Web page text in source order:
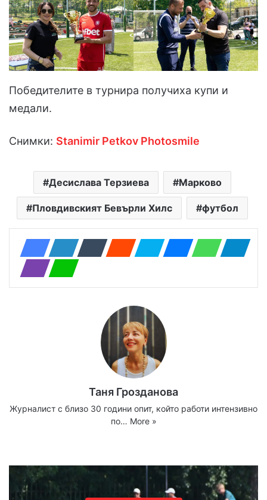
Победителите в турнира получиха купи и
медали.
Снимки: Stanimir Petkov Photosmile
Десислава Терзиева Марково
Пловдивският Бевърли Хилс футбол
Таня Грозданова
Журналист с близо 30 години опит, който работи интензивно
по… More »